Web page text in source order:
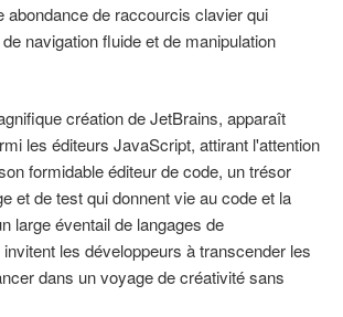
abondance de raccourcis clavier qui
navigation fluide et de manipulation
création de JetBrains, apparaît
les éditeurs JavaScript, attirant l'attention
formidable éditeur de code, un trésor
et de test qui donnent vie au code et la
large éventail de langages de
les développeurs à transcender les
dans un voyage de créativité sans